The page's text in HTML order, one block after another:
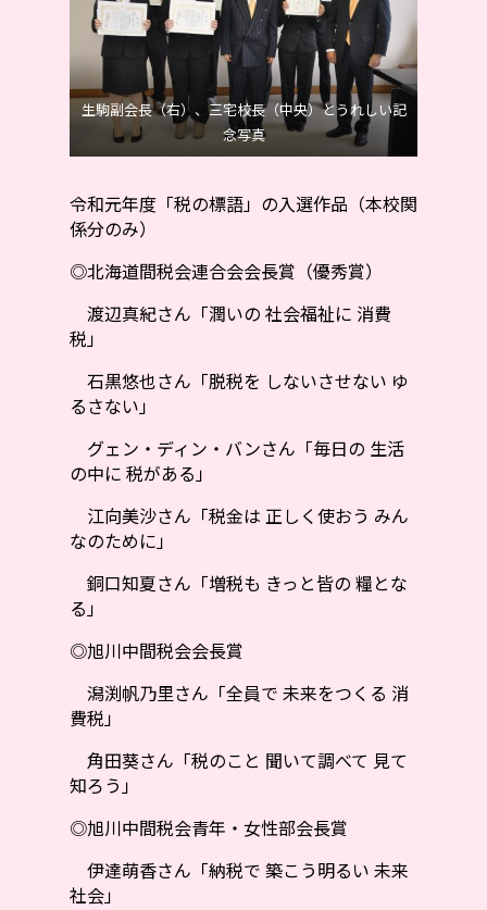
生駒副会長（右）、三宅校長（中央）とうれしい記
念写真
令和元年度「税の標語」の入選作品（本校関
係分のみ）
◎北海道間税会連合会会長賞（優秀賞）
渡辺真紀さん「潤いの 社会福祉に 消費
税」
石黒悠也さん「脱税を しないさせない ゆ
るさない」
グェン・ディン・バンさん「毎日の 生活
の中に 税がある」
江向美沙さん「税金は 正しく使おう みん
なのために」
銅口知夏さん「増税も きっと皆の 糧とな
る」
◎旭川中間税会会長賞
潟渕帆乃里さん「全員で 未来をつくる 消
費税」
角田葵さん「税のこと 聞いて調べて 見て
知ろう」
◎旭川中間税会青年・女性部会長賞
伊達萌香さん「納税で 築こう明るい 未来
社会」